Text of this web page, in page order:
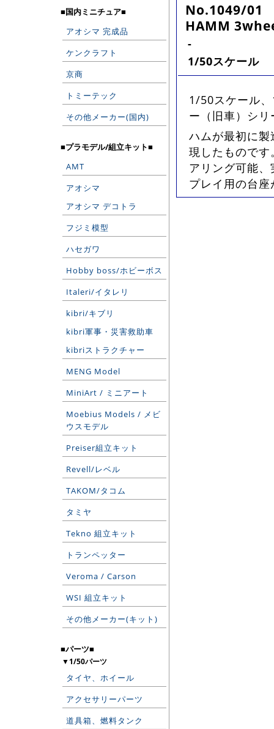
■国内ミニチュア■
アオシマ 完成品
ケンクラフト
京商
トミーテック
その他メーカー(国内)
■プラモデル/組立キット■
AMT
アオシマ
アオシマ デコトラ
フジミ模型
ハセガワ
Hobby boss/ホビーボス
Italeri/イタレリ
kibri/キブリ
kibri軍事・災害救助車
kibriストラクチャー
MENG Model
MiniArt / ミニアート
Moebius Models / メビ
ウスモデル
Preiser組立キット
Revell/レベル
TAKOM/タコム
タミヤ
Tekno 組立キット
トランペッター
Veroma / Carson
WSI 組立キット
その他メーカー(キット)
■パーツ■
▼1/50パーツ
タイヤ、ホイール
アクセサリーパーツ
道具箱、燃料タンク
No.1049/01
HAMM
-
1/50スケール
1/50スケール
ー（旧車）シ
ハムが最初に
現したもので
アリング可能
プレイ用の台